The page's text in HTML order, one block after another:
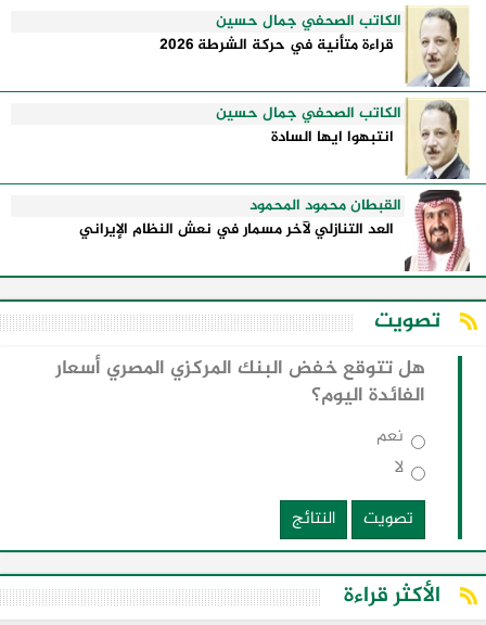
الكاتب الصحفي جمال حسين
قراءة متأنية في حركة الشرطة 2026
الكاتب الصحفي جمال حسين
انتبهوا ايها السادة
القبطان محمود المحمود
العد التنازلي لآخر مسمار في نعش النظام الإيراني
تصويت
هل تتوقع خفض البنك المركزي المصري أسعار
الفائدة اليوم؟
نعم
لا
تصويت
النتائج
الأكثر قراءة